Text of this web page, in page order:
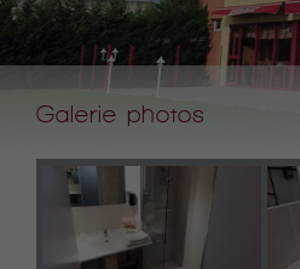
Galerie photos